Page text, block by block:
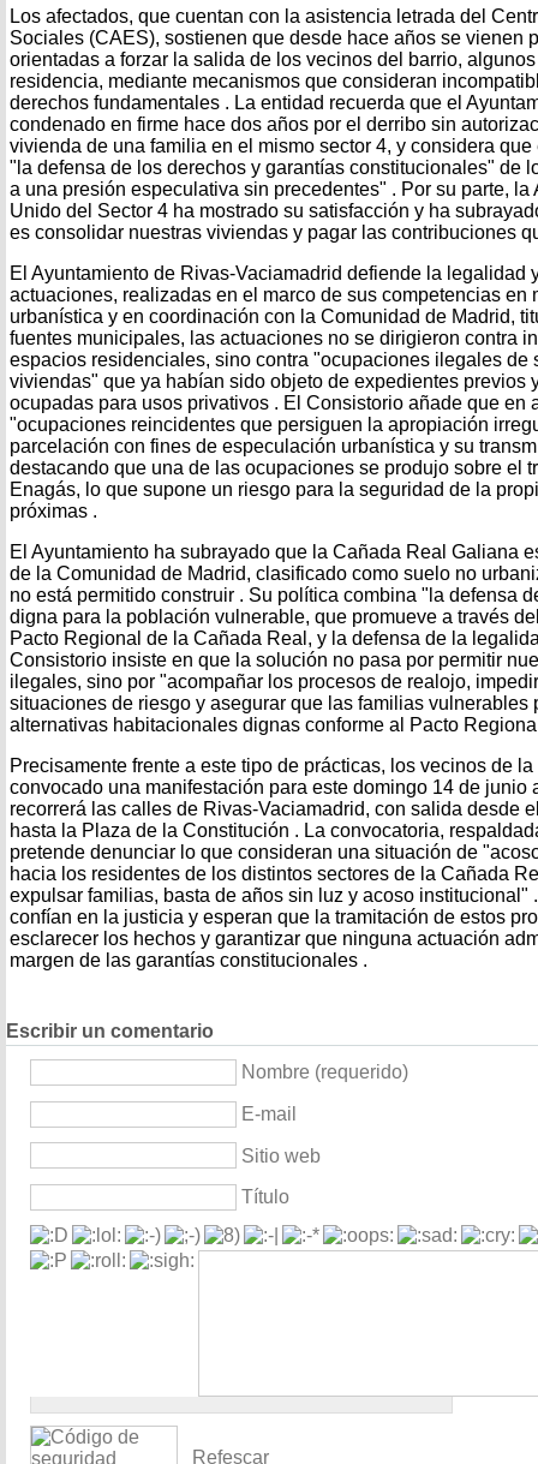
Los afectados, que cuentan con la asistencia letrada del
Sociales (CAES), sostienen que desde hace años se vienen
orientadas a forzar la salida de los vecinos del barrio,
residencia, mediante mecanismos que consideran
derechos fundamentales . La entidad recuerda que el
condenado en firme hace dos años por el derribo sin
vivienda de una familia en el mismo sector 4, y considera
"la defensa de los derechos y garantías constitucionales" de
a una presión especulativa sin precedentes" . Por su parte,
Unido del Sector 4 ha mostrado su satisfacción y ha
es consolidar nuestras viviendas y pagar las contribuciones
El Ayuntamiento de Rivas-Vaciamadrid defiende la legalidad
actuaciones, realizadas en el marco de sus competencias en
urbanística y en coordinación con la Comunidad de Madrid,
fuentes municipales, las actuaciones no se dirigieron contra
espacios residenciales, sino contra "ocupaciones ilegales de
viviendas" que ya habían sido objeto de expedientes previos
ocupadas para usos privativos . El Consistorio añade que en
"ocupaciones reincidentes que persiguen la apropiación
parcelación con fines de especulación urbanística y su
destacando que una de las ocupaciones se produjo sobre el
Enagás, lo que supone un riesgo para la seguridad de la
próximas .
El Ayuntamiento ha subrayado que la Cañada Real Galiana
de la Comunidad de Madrid, clasificado como suelo no
no está permitido construir . Su política combina "la defensa
digna para la población vulnerable, que promueve a través
Pacto Regional de la Cañada Real, y la defensa de la
Consistorio insiste en que la solución no pasa por permitir
ilegales, sino por "acompañar los procesos de realojo,
situaciones de riesgo y asegurar que las familias vulnerables
alternativas habitacionales dignas conforme al Pacto
Precisamente frente a este tipo de prácticas, los vecinos de
convocado una manifestación para este domingo 14 de junio
recorrerá las calles de Rivas-Vaciamadrid, con salida desde
hasta la Plaza de la Constitución . La convocatoria,
pretende denunciar lo que consideran una situación de
hacia los residentes de los distintos sectores de la Cañada
expulsar familias, basta de años sin luz y acoso institucional"
confían en la justicia y esperan que la tramitación de estos
esclarecer los hechos y garantizar que ninguna actuación
margen de las garantías constitucionales .
Escribir un comentario
Nombre (requerido)
E-mail
Sitio web
Título
Refescar